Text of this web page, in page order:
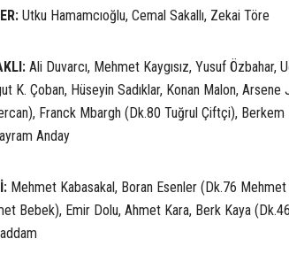
Utku Hamamcıoğlu, Cemal Sakallı, Zekai Töre
Ali Duvarcı, Mehmet Kaygısız, Yusuf Özbahar,
K. Çoban, Hüseyin Sadıklar, Konan Malon, Arsene
Franck Mbargh (Dk.80 Tuğrul Çiftçi), Berkem
Anday
Mehmet Kabasakal, Boran Esenler (Dk.76 Mehmet
Bebek), Emir Dolu, Ahmet Kara, Berk Kaya (Dk.46